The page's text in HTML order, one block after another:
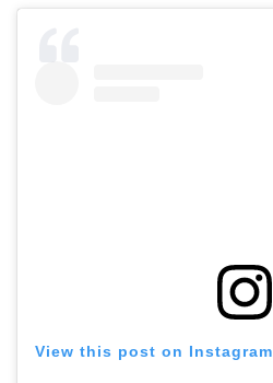
View this post on Instagram